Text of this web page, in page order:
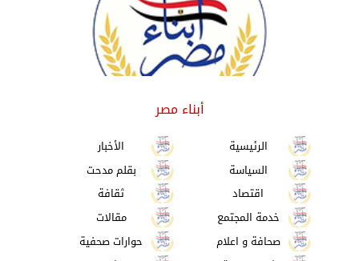
أبناء مصر
الرئيسية
الأخبار
السياسة
بقلم مدحت
اقتصاد
ثقافة
خدمة المجتمع
مقالات
صحافة و اعلام
حوارات صحفية